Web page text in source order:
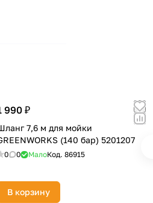
990 ₽
7,6 м для мойки
(140 бар) 5201207
0 0 МалоКод. 86915
В корзину